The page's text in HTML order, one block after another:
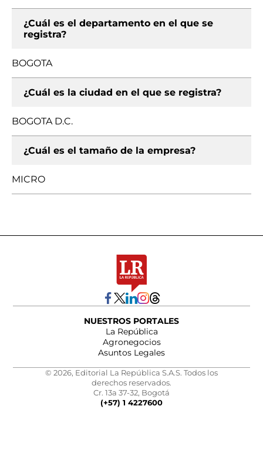
¿Cuál es el departamento en el que se
registra?
BOGOTA
¿Cuál es la ciudad en el que se registra?
BOGOTA D.C.
¿Cuál es el tamaño de la empresa?
MICRO
NUESTROS PORTALES
La República
Agronegocios
Asuntos Legales
© 2026, Editorial La República S.A.S. Todos los
derechos reservados.
Cr. 13a 37-32, Bogotá
(+57) 1 4227600